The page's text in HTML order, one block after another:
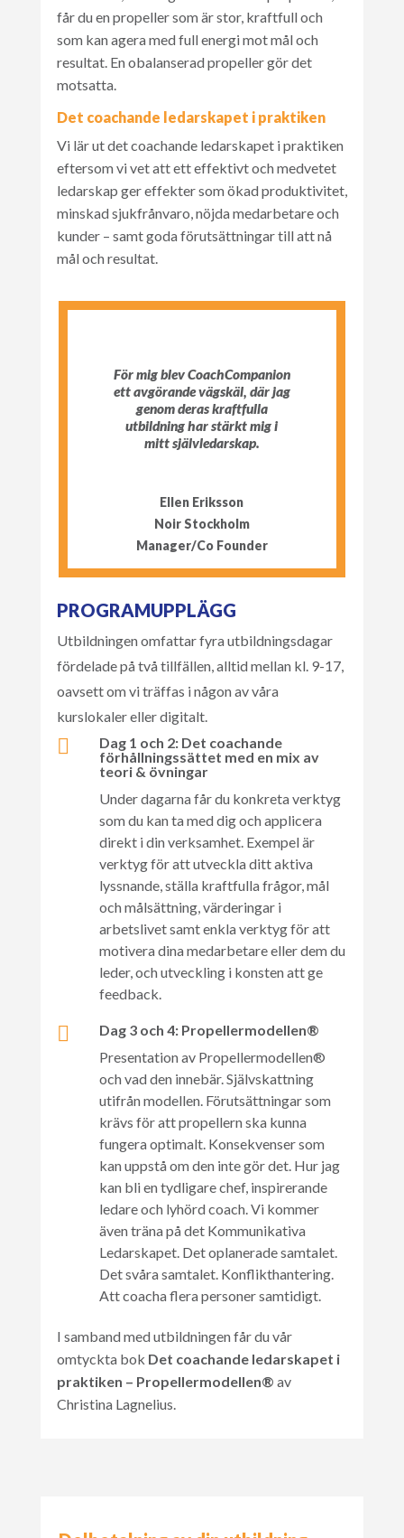
får du en propeller som är stor, kraftfull och
som kan agera med full energi mot mål och
resultat. En obalanserad propeller gör det
motsatta.
Det coachande ledarskapet i praktiken
Vi lär ut det coachande ledarskapet i praktiken
eftersom vi vet att ett effektivt och medvetet
ledarskap ger effekter som ökad produktivitet,
minskad sjukfrånvaro, nöjda medarbetare och
kunder – samt goda förutsättningar till att nå
mål och resultat.
För mig blev CoachCompanion
ett avgörande vägskäl, där jag
genom deras kraftfulla
utbildning har stärkt mig i
mitt självledarskap.
Ellen Eriksson
Noir Stockholm
Manager/Co Founder
PROGRAMUPPLÄGG
Utbildningen omfattar fyra utbildningsdagar
fördelade på två tillfällen, alltid mellan kl. 9-17,
oavsett om vi träffas i någon av våra
kurslokaler eller digitalt.

Dag 1 och 2: Det coachande
förhållningssättet med en mix av
teori & övningar
Under dagarna får du konkreta verktyg
som du kan ta med dig och applicera
direkt i din verksamhet. Exempel är
verktyg för att utveckla ditt aktiva
lyssnande, ställa kraftfulla frågor, mål
och målsättning, värderingar i
arbetslivet samt enkla verktyg för att
motivera dina medarbetare eller dem du
leder, och utveckling i konsten att ge
feedback.

Dag 3 och 4: Propellermodellen®
Presentation av Propellermodellen®
och vad den innebär. Självskattning
utifrån modellen. Förutsättningar som
krävs för att propellern ska kunna
fungera optimalt. Konsekvenser som
kan uppstå om den inte gör det. Hur jag
kan bli en tydligare chef, inspirerande
ledare och lyhörd coach. Vi kommer
även träna på det Kommunikativa
Ledarskapet. Det oplanerade samtalet.
Det svåra samtalet. Konflikthantering.
Att coacha flera personer samtidigt.
I samband med utbildningen får du vår
omtyckta bok Det coachande ledarskapet i
praktiken – Propellermodellen® av
Christina Lagnelius.